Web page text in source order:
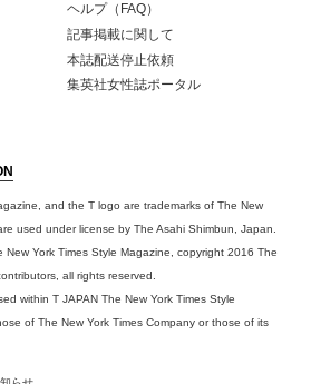
ヘルプ（FAQ）
記事掲載に関して
本誌配送停止依頼
集英社女性誌ポータル
and the T logo are trademarks of The New
used under license by The Asahi Shimbun, Japan.
New York Times Style Magazine, copyright 2016 The
all rights reserved.
within T JAPAN The New York Times Style
of The New York Times Company or those of its